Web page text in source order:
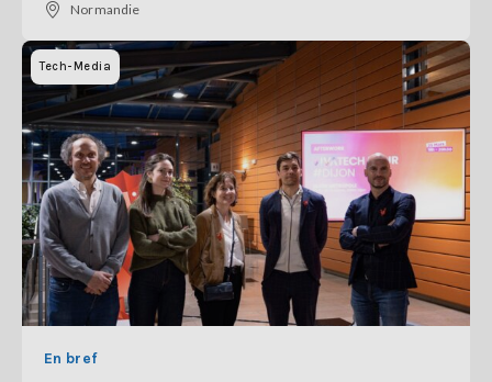
Normandie
Tech-Media
En bref